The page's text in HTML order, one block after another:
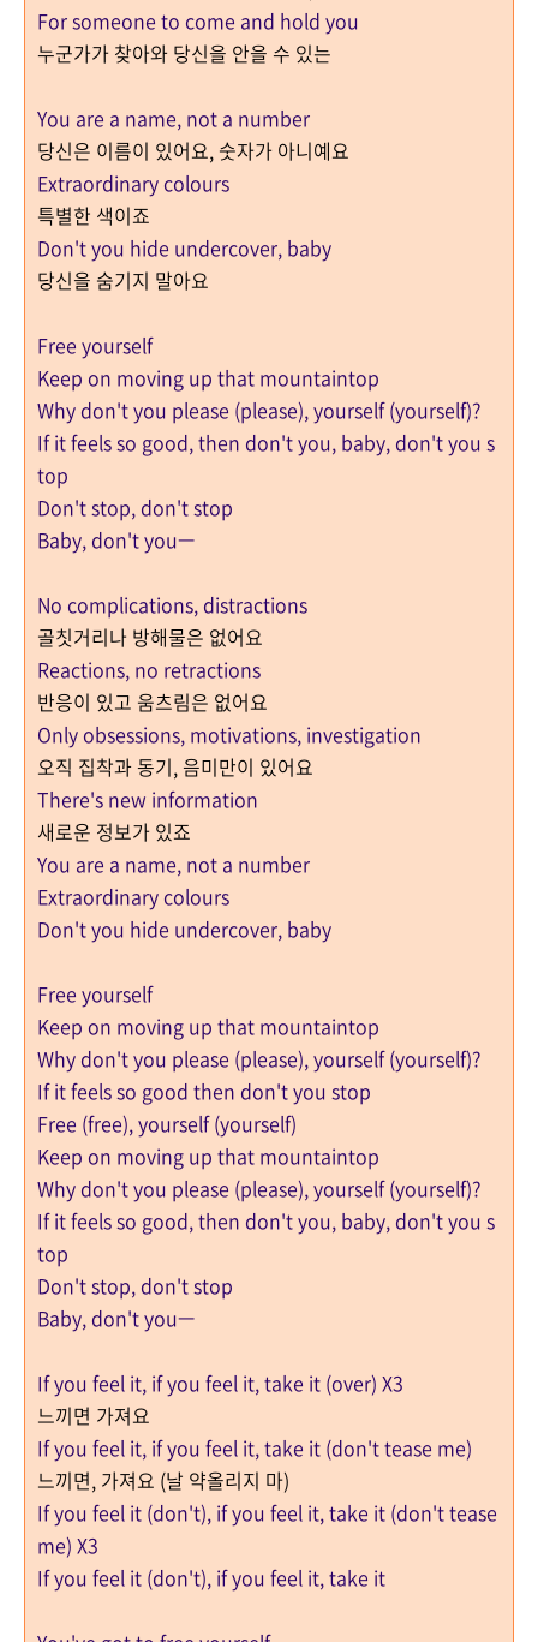
For someone to come and hold you
누군가가 찾아와 당신을 안을 수 있는
You are a name, not a number
당신은 이름이 있어요, 숫자가 아니예요
Extraordinary colours
특별한 색이죠
Don't you hide undercover, baby
당신을 숨기지 말아요
Free yourself
Keep on moving up that mountaintop
Why don't you please (please), yourself (yourself)?
If it feels so good, then don't you, baby, don't you s
top
Don't stop, don't stop
Baby, don't you—
No complications, distractions
골칫거리나 방해물은 없어요
Reactions, no retractions
반응이 있고 움츠림은 없어요
Only obsessions, motivations, investigation
오직 집착과 동기, 음미만이 있어요
There's new information
새로운 정보가 있죠
You are a name, not a number
Extraordinary colours
Don't you hide undercovеr, baby
Free yourself
Keep on moving up that mountaintop
Why don't you please (plеase), yourself (yourself)?
If it feels so good then don't you stop
Free (free), yourself (yourself)
Keep on moving up that mountaintop
Why don't you please (please), yourself (yourself)?
If it feels so good, then don't you, baby, don't you s
top
Don't stop, don't stop
Baby, don't you—
If you feel it, if you feel it, take it (over) X3
느끼면 가져요
If you feel it, if you feel it, take it (don't tease me)
느끼면, 가져요 (날 약올리지 마)
If you feel it (don't), if you feel it, take it (don't tease
me) X3
If you feel it (don't), if you feel it, take it